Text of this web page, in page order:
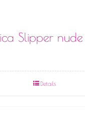
Slipper nude
Details